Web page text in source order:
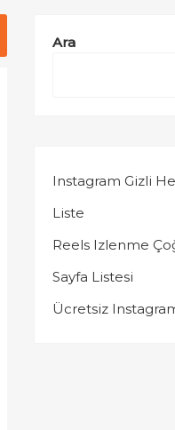
Ara
Instagram Gizli
Liste
Reels Izlenme
Sayfa Listesi
Ücretsiz